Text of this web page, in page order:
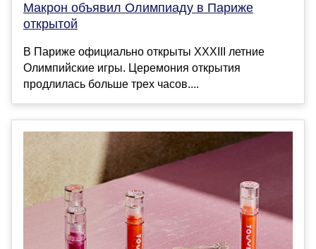
Макрон объявил Олимпиаду в Париже
открытой
В Париже официально открыты XXXIII летние
Олимпийские игры. Церемония открытия
продлилась больше трех часов....